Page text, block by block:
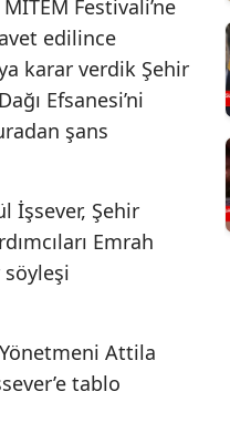
Festivali’ne
edilince
karar verdik Şehir
Efsanesi’ni
şans
İşsever, Şehir
Emrah
söyleşi
Attila
tablo